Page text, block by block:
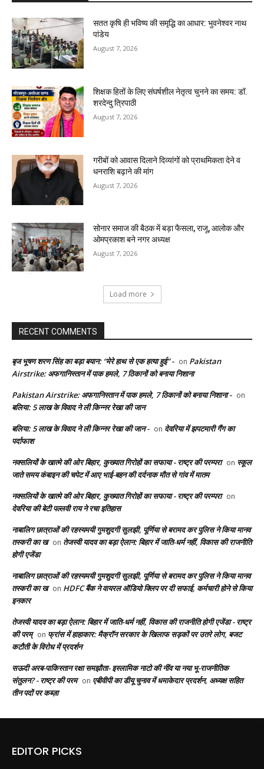
सतत कृषि ही भविष्य की समृद्धि का आधार: भुवनेश्वर नाथ
पांडेय
August 7, 2026
शिक्षक हितों के लिए संघर्षशील नेतृत्व चुनने का समय: डॉ.
शरदेन्दु त्रिपाठी
August 7, 2026
गरीबों को आवास दिलाने दिव्यांगों को प्राथमिकता देने व
धनराशि बढ़ाने की मांग
August 7, 2026
सोनार समाज की बैठक में बड़ा फैसला, राजू, आलोक और
ओमप्रकाश बने नगर अध्यक्ष
August 7, 2026
Load more
RECENT COMMENTS
बृज भूषण शरण सिंह का बड़ा बयान: “मेरे हाथ से एक हत्या हुई” - on Pakistan
Airstrike: अफगानिस्तान में पाक हमले, 7 ठिकानों को बनाया निशाना
Pakistan Airstrike: अफगानिस्तान में पाक हमले, 7 ठिकानों को बनाया निशाना - on
बलिया: 5 लाख के विवाद ने ली किन्नर रेखा की जान
बलिया: 5 लाख के विवाद ने ली किन्नर रेखा की जान - on देवरिया में झपटमारी गैंग का
पर्दाफाश
नक्सलियों के खात्मे की ओर बिहार, कुख्यात गिरोहों का सफाया - राष्ट्र की परम्परा on स्कूल
जाते समय कंबाइन की चपेट में आए भाई-बहन की दर्दनाक मौत से गांव में मातम
नक्सलियों के खात्मे की ओर बिहार, कुख्यात गिरोहों का सफाया - राष्ट्र की परम्परा on
देवरिया की बेटी पल्लवी राय ने रचा इतिहास
नाबालिग छात्राओं की रहस्यमयी गुमशुदगी सुलझी, पूर्णिया से बरामद कर पुलिस ने किया मानव
तस्करी का ख on तेजस्वी यादव का बड़ा ऐलान: बिहार में जाति-धर्म नहीं, विकास की राजनीति
होगी एजेंडा
नाबालिग छात्राओं की रहस्यमयी गुमशुदगी सुलझी, पूर्णिया से बरामद कर पुलिस ने किया मानव
तस्करी का ख on HDFC बैंक ने वायरल ऑडियो क्लिप पर दी सफाई, कर्मचारी होने से किया
इनकार
तेजस्वी यादव का बड़ा ऐलान: बिहार में जाति-धर्म नहीं, विकास की राजनीति होगी एजेंडा - राष्ट्र
की परम् on फ्रांस में हाहाकार: मैक्रॉन सरकार के खिलाफ सड़कों पर उतरे लोग, बजट
कटौती के विरोध में प्रदर्शन
सऊदी अरब-पाकिस्तान रक्षा समझौता- इस्लामिक नाटो की नींव या नया भू-राजनीतिक
संतुलन? - राष्ट्र की परम on एबीवीपी का डीयू चुनाव में धमाकेदार प्रदर्शन, अध्यक्ष सहित
तीन पदों पर कब्ज़ा
EDITOR PICKS